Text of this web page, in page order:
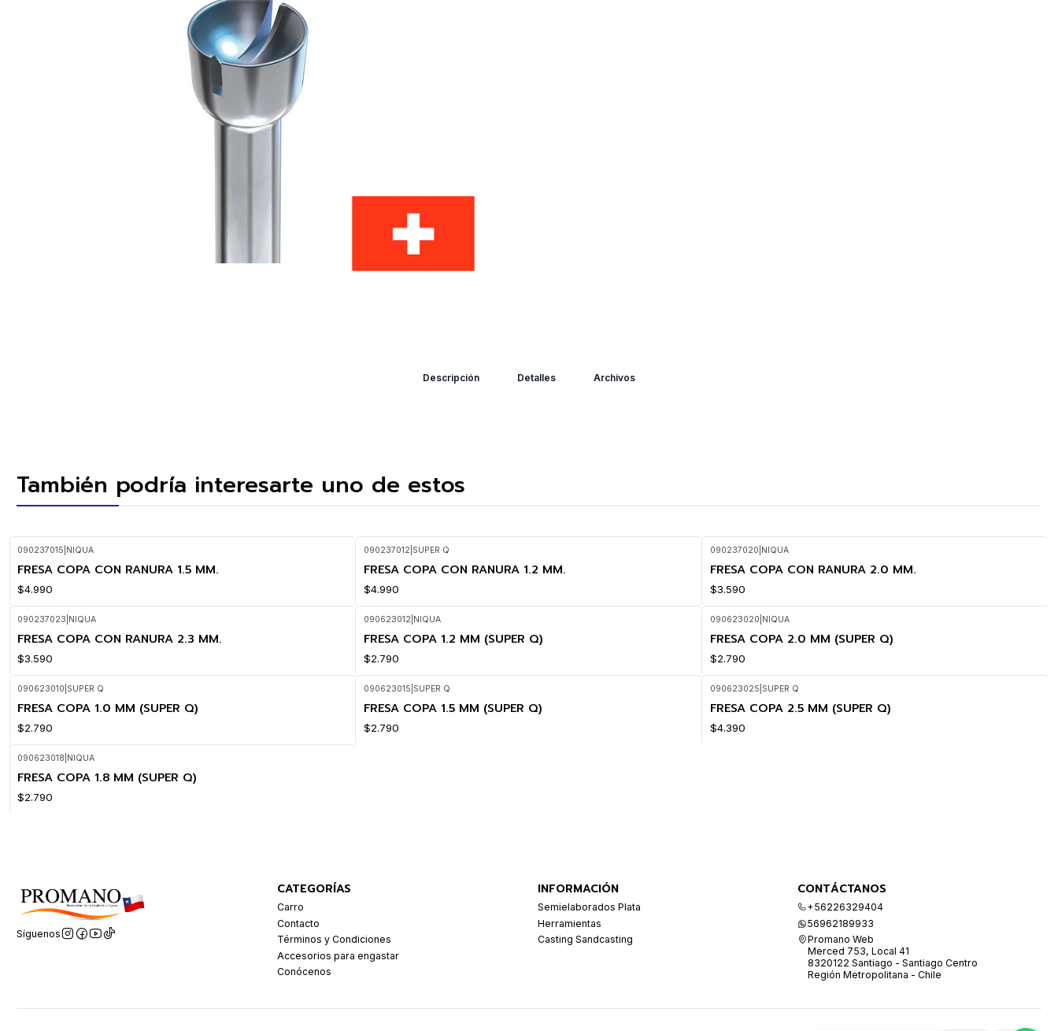
Descripción Detalles Archivos
También podría interesarte uno de estos
090237015 NIQUA
FRESA COPA CON RANURA 1.5 MM.
$4.990
090237012 SUPER Q
FRESA COPA CON RANURA 1.2 MM.
$4.990
090237020 NIQUA
FRESA COPA CON RANURA 2.0 MM.
$3.590
090237023 NIQUA
FRESA COPA CON RANURA 2.3 MM.
$3.590
090623012 NIQUA
FRESA COPA 1.2 MM (SUPER Q)
$2.790
090623020 NIQUA
FRESA COPA 2.0 MM (SUPER Q)
$2.790
090623010 SUPER Q
FRESA COPA 1.0 MM (SUPER Q)
$2.790
090623015 SUPER Q
FRESA COPA 1.5 MM (SUPER Q)
$2.790
090623025 SUPER Q
FRESA COPA 2.5 MM (SUPER Q)
$4.390
090623018 NIQUA
FRESA COPA 1.8 MM (SUPER Q)
$2.790
Síguenos
CATEGORÍAS
Carro
Contacto
Términos y Condiciones
Accesorios para engastar
Conócenos
INFORMACIÓN
Semielaborados Plata
Herramientas
Casting Sandcasting
CONTÁCTANOS
+56226329404
56962189933
Promano Web
Merced 753, Local 41
8320122 Santiago - Santiago Centro
Región Metropolitana - Chile